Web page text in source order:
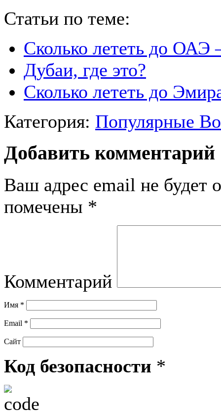
Статьи по теме:
Сколько лететь до ОАЭ
Дубаи, где это?
Сколько лететь до
Категория: Популярные
Добавить комментарий
Ваш адрес email не будет
помечены *
Комментарий
Имя *
Email *
Сайт
Код безопасности *